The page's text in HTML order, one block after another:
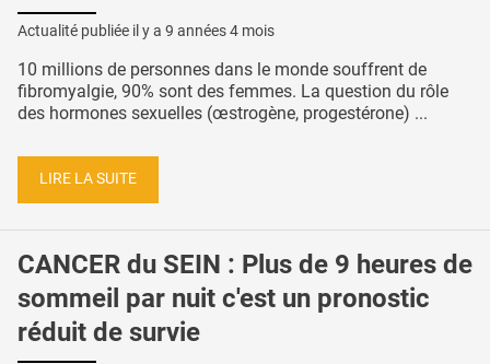
Actualité publiée il y a 9 années 4 mois
10 millions de personnes dans le monde souffrent de
fibromyalgie, 90% sont des femmes. La question du rôle
des hormones sexuelles (œstrogène, progestérone) ...
LIRE LA SUITE
CANCER du SEIN : Plus de 9 heures de
sommeil par nuit c'est un pronostic
réduit de survie